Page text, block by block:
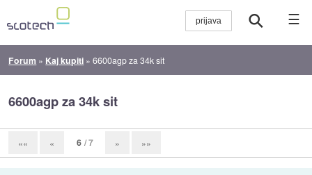
☰
Forum » Kaj kupiti »6600agp za 34k sit
6600agp za 34k sit
«« « 6 / 7 » »»